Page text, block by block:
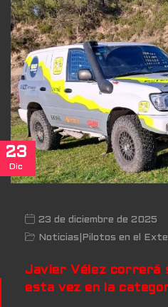
23
Dic
23 de diciembre de 2025
Noticias
Pilotos en el
Javier Vélez correrá
esta vez en la